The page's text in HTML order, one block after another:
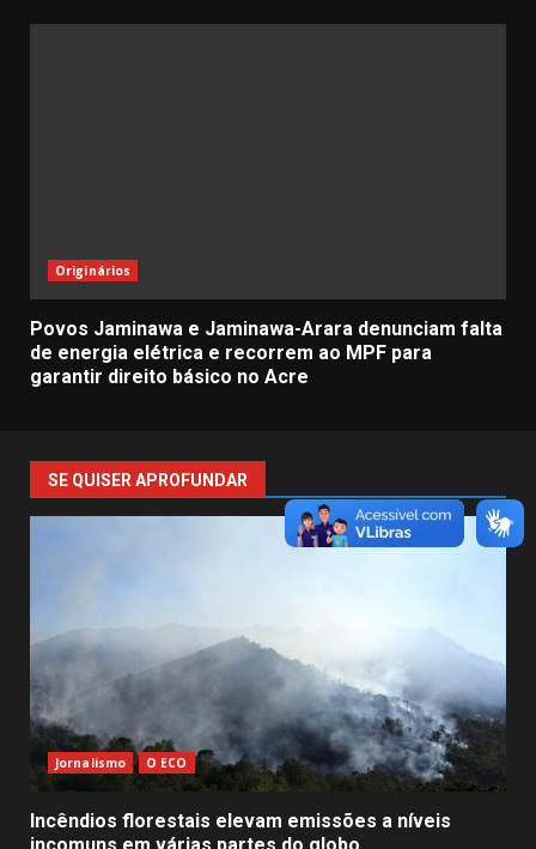
Originários
Povos Jaminawa e Jaminawa-Arara denunciam falta
de energia elétrica e recorrem ao MPF para
garantir direito básico no Acre
SE QUISER APROFUNDAR
Jornalismo O ECO
Incêndios florestais elevam emissões a níveis